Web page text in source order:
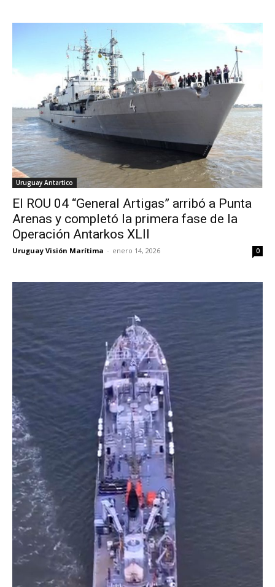
Uruguay Antartico
El ROU 04 “General Artigas” arribó a Punta
Arenas y completó la primera fase de la
Operación Antarkos XLII
Uruguay Visión Marítima - enero 14, 2026 0